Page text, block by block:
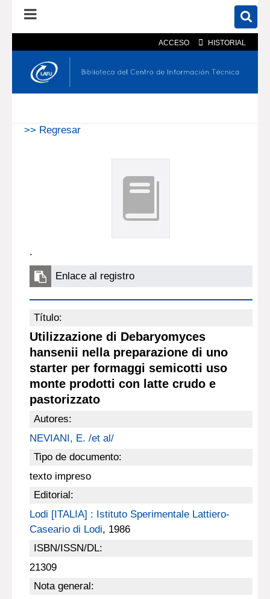
ACCESO HISTORIAL
En el catálogo En el sitio
>> Regresar
.
Enlace al registro
Título:
Utilizzazione di Debaryomyces
hansenii nella preparazione di uno
starter per formaggi semicotti uso
monte prodotti con latte crudo e
pastorizzato
Autores:
NEVIANI, E. /et al/
Tipo de documento:
texto impreso
Editorial:
Lodi [ITALIA] : Istituto Sperimentale Lattiero-
Caseario di Lodi, 1986
ISBN/ISSN/DL:
21309
Nota general: